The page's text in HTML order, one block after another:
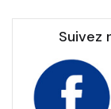
Suivez